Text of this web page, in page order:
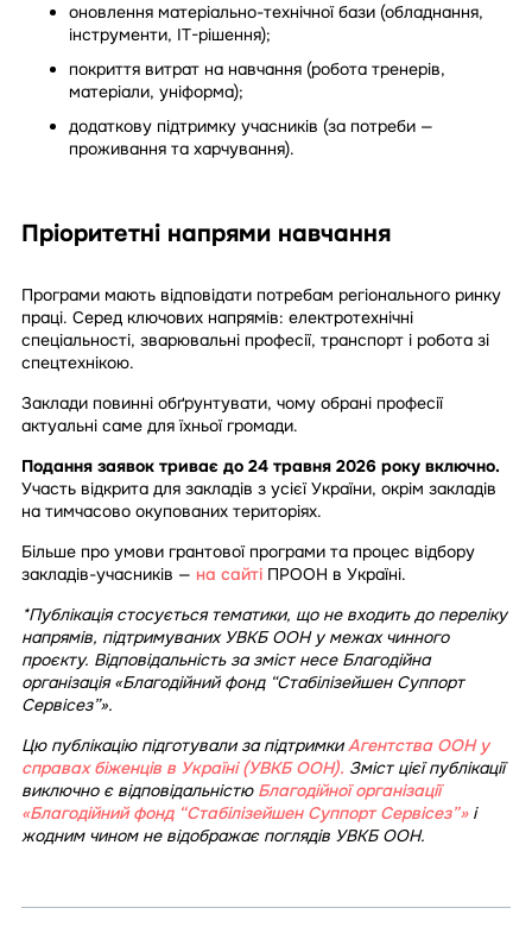
оновлення матеріально-технічної бази (обладнання,
інструменти, ІТ-рішення);
покриття витрат на навчання (робота тренерів,
матеріали, уніформа);
додаткову підтримку учасників (за потреби —
проживання та харчування).
Пріоритетні напрями навчання
Програми мають відповідати потребам регіонального ринку
праці. Серед ключових напрямів: електротехнічні
спеціальності, зварювальні професії, транспорт і робота зі
спецтехнікою.
Заклади повинні обґрунтувати, чому обрані професії
актуальні саме для їхньої громади.
Подання заявок триває до 24 травня 2026 року включно.
Участь відкрита для закладів з усієї України, окрім закладів
на тимчасово окупованих територіях.
Більше про умови грантової програми та процес відбору
закладів-учасників — на сайті ПРООН в Україні.
*Публікація стосується тематики, що не входить до переліку
напрямів, підтримуваних УВКБ ООН у межах чинного
проєкту. Відповідальність за зміст несе Благодійна
організація «Благодійний фонд “Стабілізейшен Суппорт
Сервісез”».
Цю публікацію підготували за підтримкиАгентства ООН у
справах біженців в Україні (УВКБ ООН). Зміст цієї публікації
виключно є відповідальністю Благодійної організації
«Благодійний фонд “Стабілізейшен Суппорт Сервісез”»і
жодним чином не відображає поглядів УВКБ ООН.